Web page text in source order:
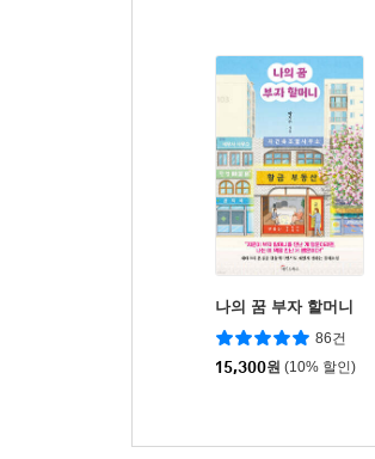
나의 꿈 부자 할머니
86건
15,300원 (10% 할인)